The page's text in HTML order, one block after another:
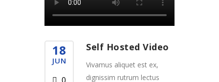
18
JUN
Self Hosted Video
Vivamus aliquet est ex,
dignissim rutrum lectus